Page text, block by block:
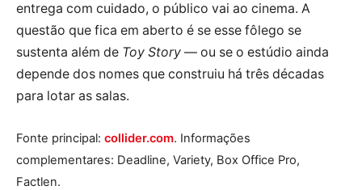
entrega com cuidado, o público vai ao cinema. A
questão que fica em aberto é se esse fôlego se
sustenta além de Toy Story — ou se o estúdio ainda
depende dos nomes que construiu há três décadas
para lotar as salas.
Fonte principal: collider.com. Informações
complementares: Deadline, Variety, Box Office Pro,
Factlen.